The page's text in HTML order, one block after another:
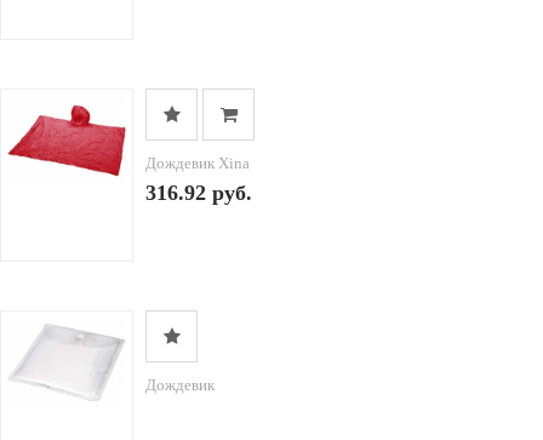
Дождевик Xina
316.92 руб.
Дождевик